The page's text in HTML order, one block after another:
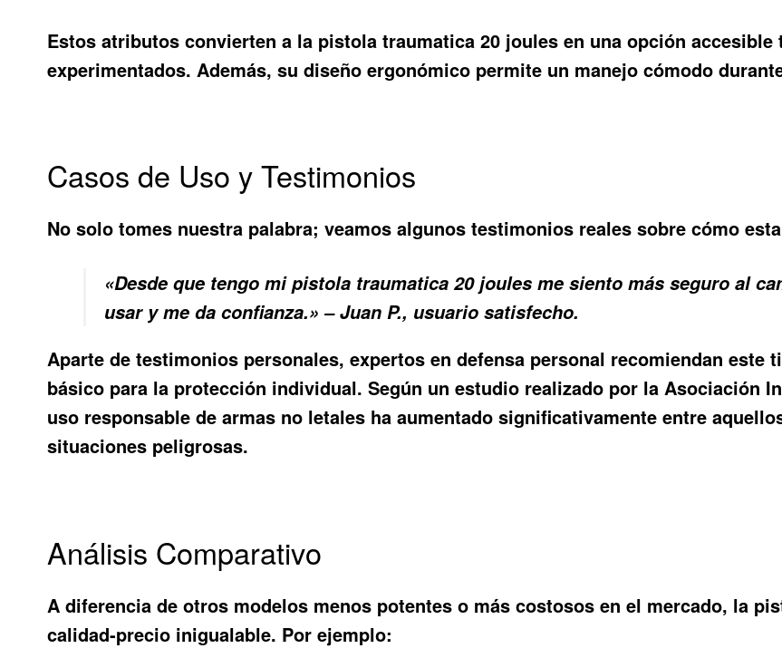
Estos atributos convierten a la pistola traumatica 20 joules en una opción
experimentados. Además, su diseño ergonómico permite un manejo cómodo
Casos de Uso y Testimonios
No solo tomes nuestra palabra; veamos algunos testimonios reales sobre cómo
«Desde que tengo mi pistola traumatica 20 joules me siento más seguro al
usar y me da confianza.» – Juan P., usuario satisfecho.
Aparte de testimonios personales, expertos en defensa personal recomiendan este
básico para la protección individual. Según un estudio realizado por la Asociación
uso responsable de armas no letales ha aumentado significativamente entre
situaciones peligrosas.
Análisis Comparativo
A diferencia de otros modelos menos potentes o más costosos en el mercado, la
calidad-precio inigualable. Por ejemplo: